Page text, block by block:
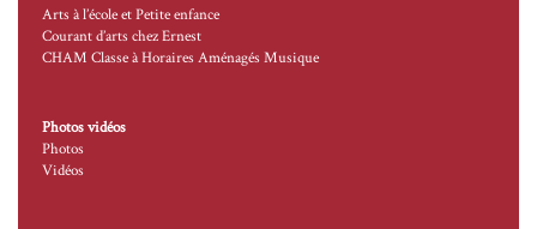
Arts à l’école et Petite enfance
Courant d’arts chez Ernest
CHAM Classe à Horaires Aménagés Musique
Photos vidéos
Photos
Vidéos